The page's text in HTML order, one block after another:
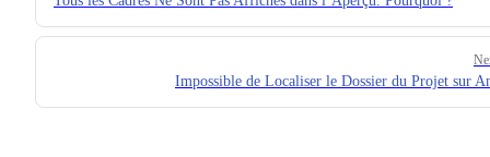
Impossible de Localiser le Dossier du Projet sur